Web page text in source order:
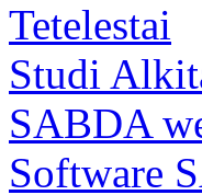
Tetelestai
Studi
SABDA
Software